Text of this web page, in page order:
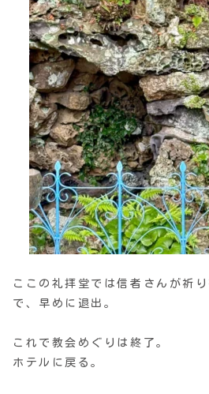
ここの礼拝堂では信者さんが祈
で、早めに退出。
これで教会めぐりは終了。
ホテルに戻る。